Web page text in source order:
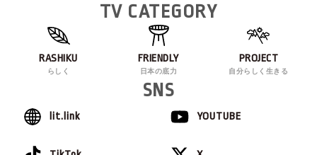
TV CATEGORY
RASHIKU
らしく
FRIENDLY
日本の底力
PROJECT
自分らしく生きる
SNS
lit.link YOUTUBE